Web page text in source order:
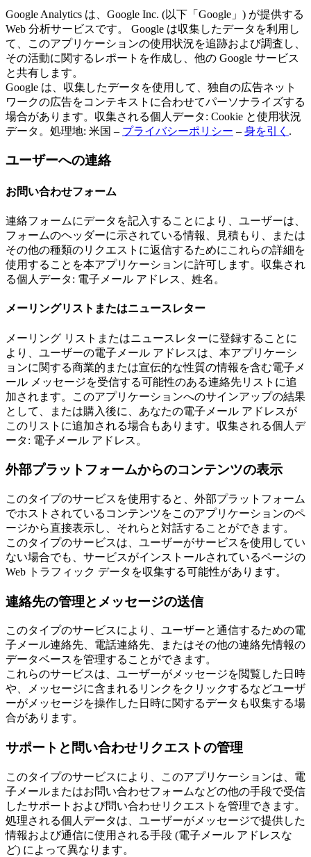
Google Analytics は、Google Inc. (以下「Google」) が提供する
Web 分析サービスです。 Google は収集したデータを利用し
て、このアプリケーションの使用状況を追跡および調査し、
その活動に関するレポートを作成し、他の Google サービス
と共有します。
Google は、収集したデータを使用して、独自の広告ネット
ワークの広告をコンテキストに合わせてパーソナライズする
場合があります。収集される個人データ: Cookie と使用状況
データ。処理地: 米国 – プライバシーポリシー – 身を引く .
ユーザーへの連絡
お問い合わせフォーム
連絡フォームにデータを記入することにより、ユーザーは、
フォームのヘッダーに示されている情報、見積もり、または
その他の種類のリクエストに返信するためにこれらの詳細を
使用することを本アプリケーションに許可します。収集され
る個人データ: 電子メール アドレス、姓名。
メーリングリストまたはニュースレター
メーリング リストまたはニュースレターに登録することに
より、ユーザーの電子メール アドレスは、本アプリケーシ
ョンに関する商業的または宣伝的な性質の情報を含む電子メ
ール メッセージを受信する可能性のある連絡先リストに追
加されます。このアプリケーションへのサインアップの結果
として、または購入後に、あなたの電子メール アドレスが
このリストに追加される場合もあります。収集される個人デ
ータ: 電子メール アドレス。
外部プラットフォームからのコンテンツの表示
このタイプのサービスを使用すると、外部プラットフォーム
でホストされているコンテンツをこのアプリケーションのペ
ージから直接表示し、それらと対話することができます。
このタイプのサービスは、ユーザーがサービスを使用してい
ない場合でも、サービスがインストールされているページの
Web トラフィック データを収集する可能性があります。
連絡先の管理とメッセージの送信
このタイプのサービスにより、ユーザーと通信するための電
子メール連絡先、電話連絡先、またはその他の連絡先情報の
データベースを管理することができます。
これらのサービスは、ユーザーがメッセージを閲覧した日時
や、メッセージに含まれるリンクをクリックするなどユーザ
ーがメッセージを操作した日時に関するデータも収集する場
合があります。
サポートと問い合わせリクエストの管理
このタイプのサービスにより、このアプリケーションは、電
子メールまたはお問い合わせフォームなどの他の手段で受信
したサポートおよび問い合わせリクエストを管理できます。
処理される個人データは、ユーザーがメッセージで提供した
情報および通信に使用される手段 (電子メール アドレスな
ど) によって異なります。